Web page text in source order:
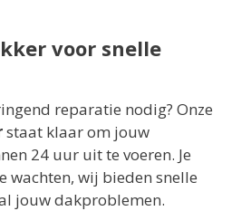
voor snelle
reparatie nodig? Onze
staat klaar om jouw
24 uur uit te voeren. Je
wachten, wij bieden snelle
jouw dakproblemen.